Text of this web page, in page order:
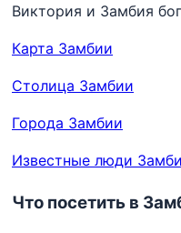
Виктория и Замбия
Карта Замбии
Столица Замбии
Города Замбии
Известные люди
Что посетить в